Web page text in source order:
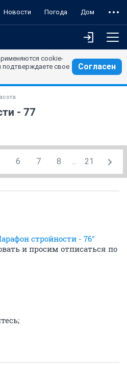
Новости Погода Дом
cookie-
подтверждаете свое
Согласен
- 77
6 7 8 ... 21
стройности - 76"
и просим отписаться по